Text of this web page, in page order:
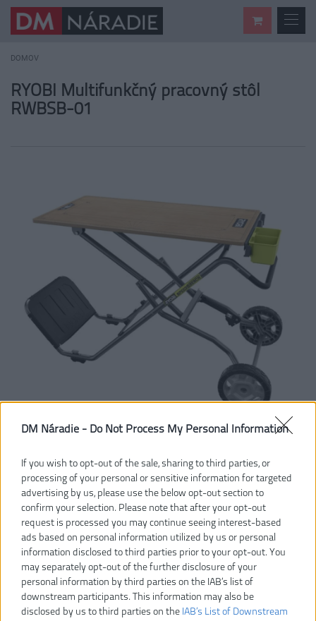
DM Náradie - Do Not Process My Personal Information
If you wish to opt-out of the sale, sharing to third parties, or
processing of your personal or sensitive information for targeted
advertising by us, please use the below opt-out section to
confirm your selection. Please note that after your opt-out
request is processed you may continue seeing interest-based
ads based on personal information utilized by us or personal
information disclosed to third parties prior to your opt-out. You
may separately opt-out of the further disclosure of your
personal information by third parties on the IAB’s list of
downstream participants. This information may also be
disclosed by us to third parties on the IAB’s List of Downstream
DOMOV
RYOBI Multifunkčný pracovný stôl
RWBSB-01